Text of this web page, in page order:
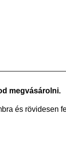
megvásárolni.
és rövidesen